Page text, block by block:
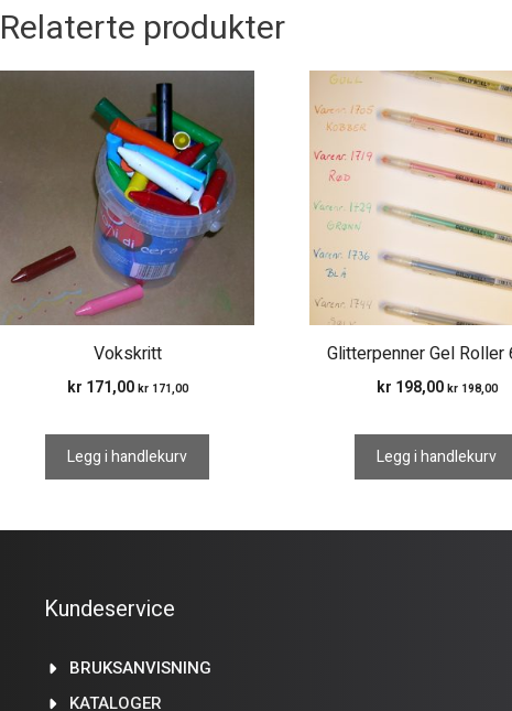
Relaterte produkter
Vokskritt
kr 171,00 kr171,00
Legg i handlekurv
Glitterpenner Gel Roller
kr 198,00 kr198,00
Legg i handlekurv
Kundeservice
BRUKSANVISNING
KATALOGER